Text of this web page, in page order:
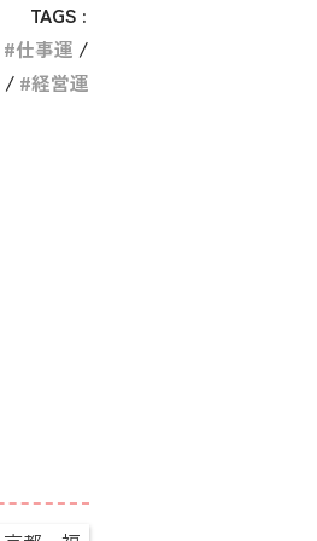
TAGS :
仕事運
経営運